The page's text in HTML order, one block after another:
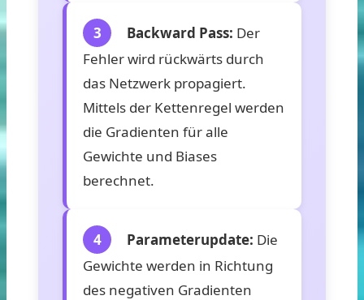
3 Backward Pass: Der
Fehler wird rückwärts durch
das Netzwerk propagiert.
Mittels der Kettenregel werden
die Gradienten für alle
Gewichte und Biases
berechnet.
4 Parameterupdate: Die
Gewichte werden in Richtung
des negativen Gradienten